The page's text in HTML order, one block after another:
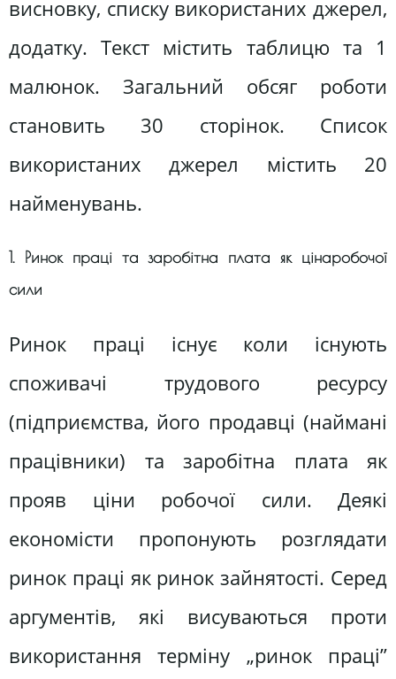
висновку, списку використаних джерел,
додатку. Текст містить таблицю та 1
малюнок. Загальний обсяг роботи
становить 30 сторінок. Список
використаних джерел містить 20
найменувань.
1. Ринок праці та заробітна плата як цінаробочої
сили
Ринок праці існує коли існують
споживачі трудового ресурсу
(підприємства, його продавці (наймані
працівники) та заробітна плата як
прояв ціни робочої сили. Деякі
економісти пропонують розглядати
ринок праці як ринок зайнятості. Серед
аргументів, які висуваються проти
використання терміну „ринок праці”